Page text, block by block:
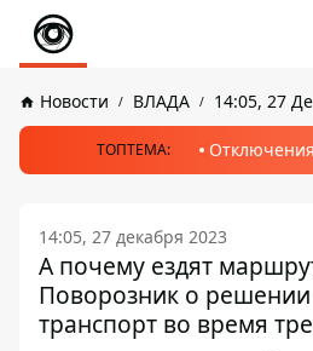
Новости ВЛАДА 14:05, 27
ТОПТЕМА:
14:05, 27 декабря 2023
А почему ездят
Поворозник о решении
транспорт во время